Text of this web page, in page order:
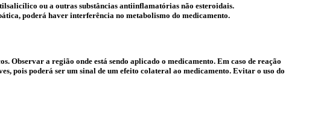
ou a outras substâncias antiinflamatórias não esteroidais.
poderá haver interferência no metabolismo do medicamento.
Observar a região onde está sendo aplicado o medicamento. Em caso de reação
pois poderá ser um sinal de um efeito colateral ao medicamento. Evitar o uso do